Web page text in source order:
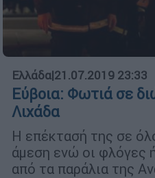
Ελλάδα|21.07.2019 23:33
Εύβοια: Φωτιά σε
Λιχάδα
Η επέκτασή της σε
άμεση ενώ οι φλόγες
από τα παράλια της